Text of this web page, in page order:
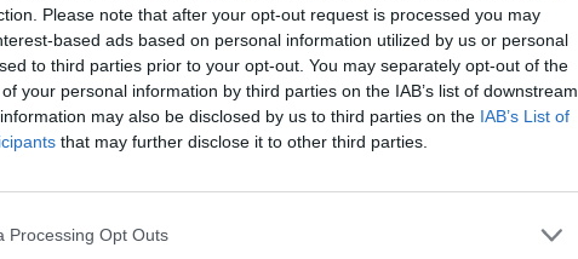
Please note that after your opt-out request is processed you may
based ads based on personal information utilized by us or personal
to third parties prior to your opt-out. You may separately opt-out of the
your personal information by third parties on the IAB’s list of downstream
may also be disclosed by us to third parties on the IAB’s List of
that may further disclose it to other third parties.
Processing Opt Outs